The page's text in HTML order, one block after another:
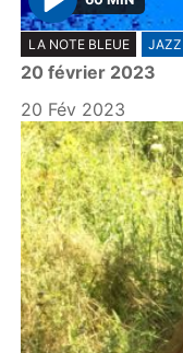
P
l
a
y
LA NOTE BLEUE JAZZ
20 février 2023
20 Fév 2023